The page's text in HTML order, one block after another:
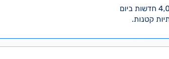
קטנות.